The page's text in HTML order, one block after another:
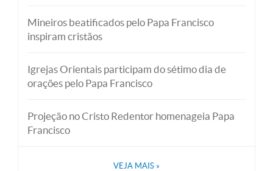
Mineiros beatificados pelo Papa Francisco
inspiram cristãos
Igrejas Orientais participam do sétimo dia de
orações pelo Papa Francisco
Projeção no Cristo Redentor homenageia Papa
Francisco
VEJA MAIS »